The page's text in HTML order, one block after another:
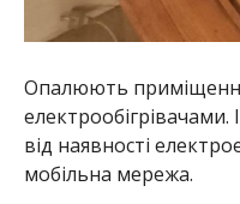
Опалюють
від наявності
мобільна мережа.